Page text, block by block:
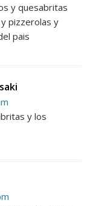
y quesabritas
pizzerolas y
pais
y los